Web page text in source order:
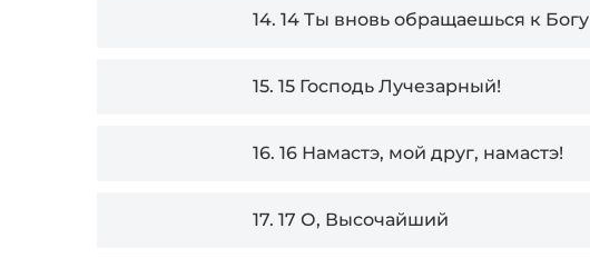
14. 14 Ты вновь обращаешься к Богу
15. 15 Господь Лучезарный!
16. 16 Намастэ, мой друг, намастэ!
17. 17 О, Высочайший